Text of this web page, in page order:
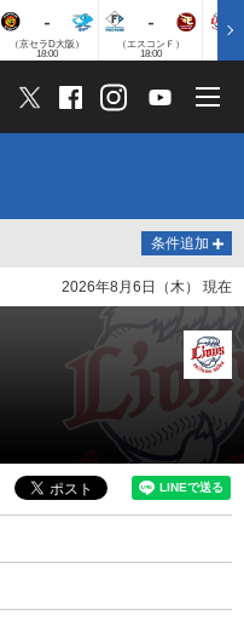
-
（京セラD大阪）
18:00
-
（エスコンＦ）
18:00
条件追加
2026年8月6日（木） 現在